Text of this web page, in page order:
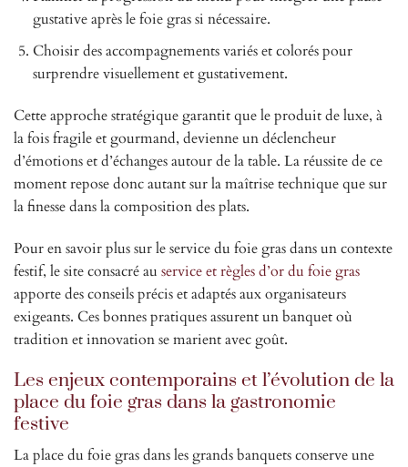
gustative après le foie gras si nécessaire.
Choisir des accompagnements variés et colorés pour
surprendre visuellement et gustativement.
Cette approche stratégique garantit que le produit de luxe, à
la fois fragile et gourmand, devienne un déclencheur
d’émotions et d’échanges autour de la table. La réussite de ce
moment repose donc autant sur la maîtrise technique que sur
la finesse dans la composition des plats.
Pour en savoir plus sur le service du foie gras dans un contexte
festif, le site consacré au service et règles d’or du foie gras
apporte des conseils précis et adaptés aux organisateurs
exigeants. Ces bonnes pratiques assurent un banquet où
tradition et innovation se marient avec goût.
Les enjeux contemporains et l’évolution de la
place du foie gras dans la gastronomie
festive
La place du foie gras dans les grands banquets conserve une